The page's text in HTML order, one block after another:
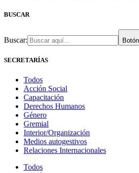
BUSCAR
Buscar:
SECRETARÍAS
Todos
Acción Social
Capacitación
Derechos Humanos
Género
Gremial
Interior/Organización
Medios autogestivos
Relaciones Internacionales
Todos